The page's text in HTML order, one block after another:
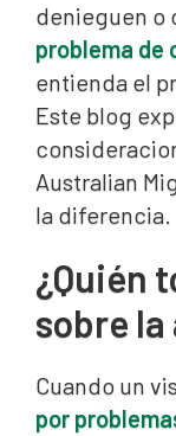
denieguen o
problema de
entienda el
Este blog
Australian
la diferencia.
¿Quién
sobre
Cuando un
por